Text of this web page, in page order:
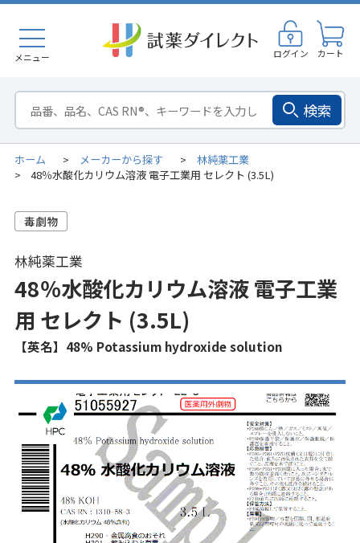
メニュー ログイン カート
検索
ホーム > メーカーから探す > 林純薬工業
> 48％水酸化カリウム溶液 電子工業用 セレクト (3.5L)
林純薬工業
48％水酸化カリウム溶液 電子工業
用 セレクト (3.5L)
【英名】48% Potassium hydroxide solution